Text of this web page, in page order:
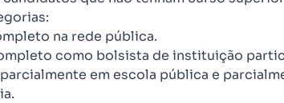
na rede pública.
como bolsista de instituição
em escola pública e